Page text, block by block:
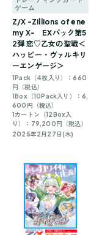
ゲーム
Z/X -Zillions of ene
my X- EXパック第5
2弾 恋♡乙女の聖戦＜
ハッピー・ヴァルキリ
ーエンゲージ＞
1Pack（4枚入り）：660
円（税込）
1Box（10Pack入り）：6,
600円（税込）
1カートン（12Box入
り）：79,200円（税込）
2025年2月27日(木)